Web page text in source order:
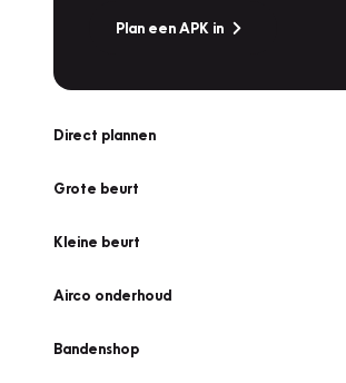
Plan een APK in
Direct plannen
Grote beurt
Kleine beurt
Airco onderhoud
Bandenshop